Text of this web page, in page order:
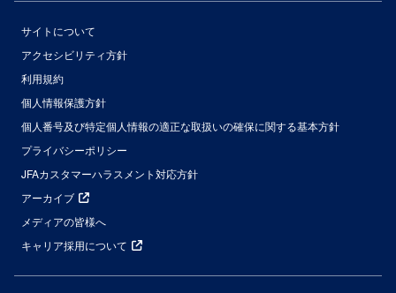
サイトについて
アクセシビリティ方針
利用規約
個人情報保護方針
個人番号及び特定個人情報の適正な取扱いの確保に関する基本方針
プライバシーポリシー
JFAカスタマーハラスメント対応方針
アーカイブ
メディアの皆様へ
キャリア採用について